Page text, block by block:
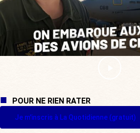
POUR NE RIEN RATER
Je m'inscris à La Quotidienne (gratuit)